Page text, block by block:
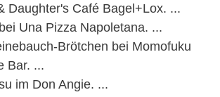
Daughter's Café Bagel+Lox. ...
Una Pizza Napoletana. ...
Brötchen bei Momofuku
Bar. ...
im Don Angie. ...